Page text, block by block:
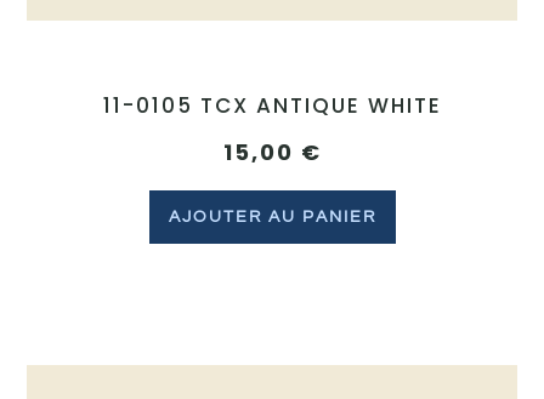
11-0105 TCX ANTIQUE WHITE
15,00 €
AJOUTER AU PANIER